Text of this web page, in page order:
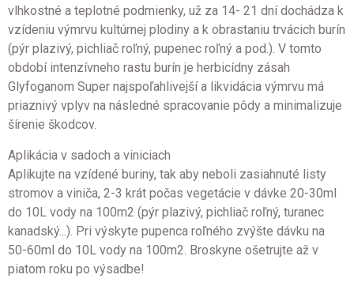
vlhkostné a teplotné podmienky, už za 14- 21 dní dochádza k
vzídeniu výmrvu kultúrnej plodiny a k obrastaniu trvácich burín
(pýr plazivý, pichliač roľný, pupenec roľný a pod.). V tomto
období intenzívneho rastu burín je herbicídny zásah
Glyfoganom Super najspoľahlivejší a likvidácia výmrvu má
priaznivý vplyv na následné spracovanie pôdy a minimalizuje
šírenie škodcov.
Aplikácia v sadoch a viniciach
Aplikujte na vzídené buriny, tak aby neboli zasiahnuté listy
stromov a viniča, 2-3 krát počas vegetácie v dávke 20-30ml
do 10L vody na 100m2 (pýr plazivý, pichliač roľný, turanec
kanadský...). Pri výskyte pupenca roľného zvýšte dávku na
50-60ml do 10L vody na 100m2. Broskyne ošetrujte až v
piatom roku po výsadbe!